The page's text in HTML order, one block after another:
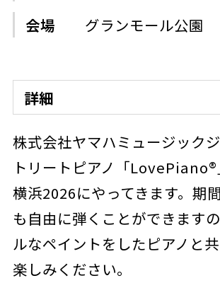
会場
グランモール公園
詳細
株式会社ヤマハミュージック
トリートピアノ「LovePiano®
横浜2026にやってきます。期
も自由に弾くことができます
ルなペイントをしたピアノと
楽しみください。